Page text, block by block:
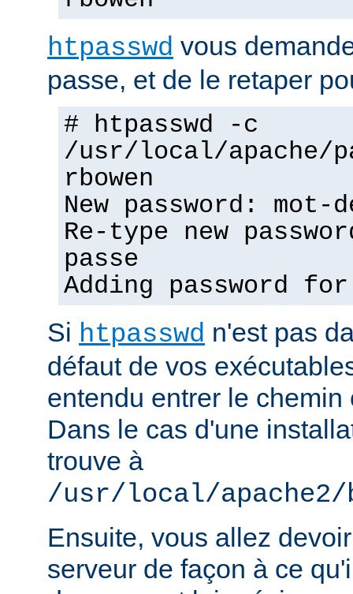
htpasswd vous
passe, et de le retaper
# htpasswd -c
/usr/local/apache/
rbowen
New password: mot-
Re-type new
passe
Adding password
Si htpasswd n'est pas
défaut de vos
entendu entrer le chemin
Dans le cas d'une
trouve à
/usr/local/apache2/
Ensuite, vous allez
serveur de façon à ce